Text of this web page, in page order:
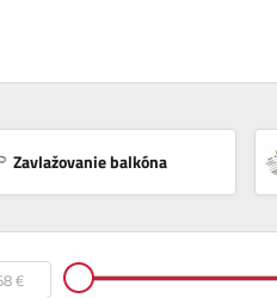
Zavlažovanie balkóna